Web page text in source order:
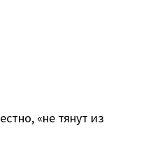
«не тянут из